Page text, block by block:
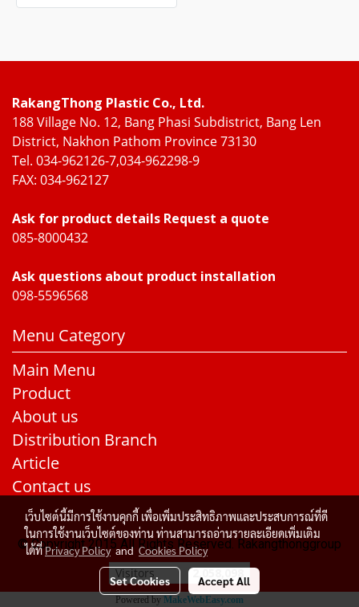
RakangThong Plastic Co., Ltd.
188 Village No. 12, Bang Phasi Subdistrict, Bang Len
District, Nakhon Pathom Province 73130
Tel. 034-962126-7,034-962298-9
FAX: 034-962127
Ask for product details Request a quote
085-8000432
Ask questions about product installation
098-5596568
Menu Category
Main Menu
Product
About us
Distribution Branch
Article
Contact us
© Copyright 2015 All Rights Reserved. Rakangthonggroup
Visitors
2,058,098
Powered by MakeWebEasy.com
เว็บไซต์นี้มีการใช้งานคุกกี้ เพื่อเพิ่มประสิทธิภาพและประสบการณ์ที่ดี
ในการใช้งานเว็บไซต์ของท่าน ท่านสามารถอ่านรายละเอียดเพิ่มเติม
ได้ที่Privacy Policyand Cookies Policy
Set Cookies Accept All